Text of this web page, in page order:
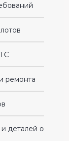
ремонта
деталей о